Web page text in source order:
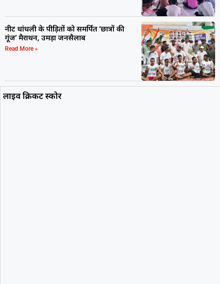
नीट धांधली के पीड़ितों को समर्पित ‘छात्रों की
गूंज’ मैराथन, उमड़ा जनसैलाब
Read More »
लाइव क्रिकट स्कोर